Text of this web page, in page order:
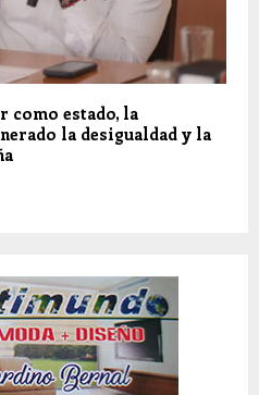
como estado, la
la desigualdad y la